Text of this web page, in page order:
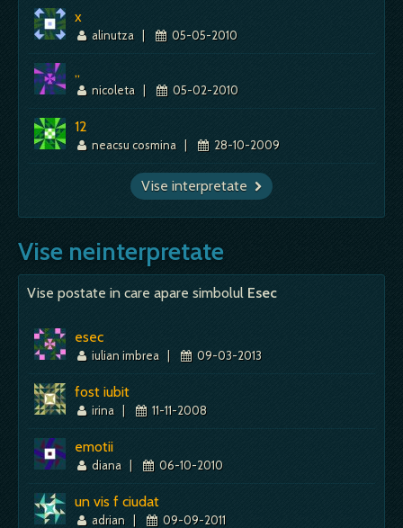
x
alinutza | 05-05-2010
,,
nicoleta | 05-02-2010
12
neacsu cosmina | 28-10-2009
Vise interpretate
Vise neinterpretate
Vise postate in care apare simbolul Esec
esec
iulian imbrea | 09-03-2013
fost iubit
irina | 11-11-2008
emotii
diana | 06-10-2010
un vis f ciudat
adrian | 09-09-2011